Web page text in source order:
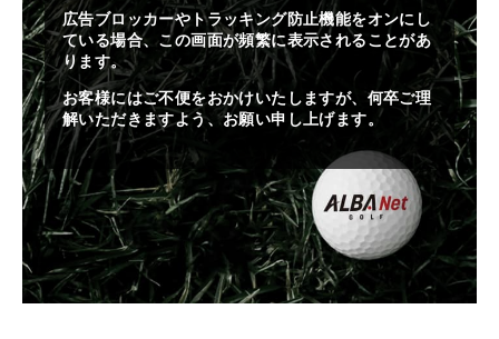
広告ブロッカーやトラッキング防止機能をオンにし
ている場合、この画面が頻繁に表示されることがあ
ります。
お客様にはご不便をおかけいたしますが、何卒ご理
解いただきますよう、お願い申し上げます。